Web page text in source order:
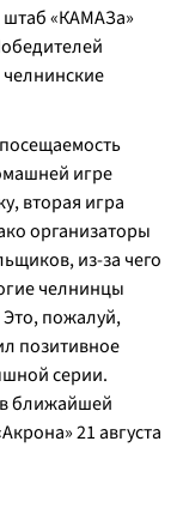
штаб «КАМАЗа»
игре
вторая игра
организаторы
из-за чего
челнинцы
пожалуй,
позитивное
серии.
ближайшей
21 августа